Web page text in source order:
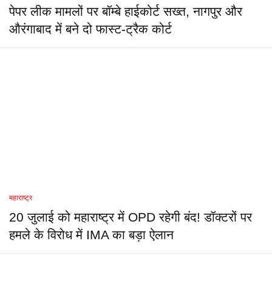
पेपर लीक मामलों पर बॉम्बे हाईकोर्ट सख्त, नागपुर और
औरंगाबाद में बने दो फास्ट-ट्रैक कोर्ट
महाराष्ट्र
20 जुलाई को महाराष्ट्र में OPD रहेगी बंद! डॉक्टरों पर
हमले के विरोध में IMA का बड़ा ऐलान